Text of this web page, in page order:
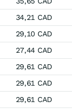
34,21 CAD
29,10 CAD
27,44 CAD
29,61 CAD
29,61 CAD
29,61 CAD